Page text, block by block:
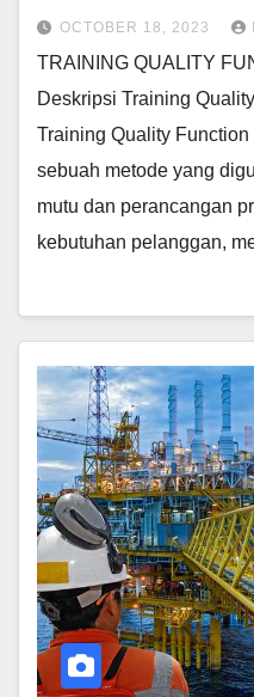
OCTOBER 18, 2023
TRAINING QUALITY
Deskripsi Training
Training Quality
sebuah metode yang
mutu dan perancangan
kebutuhan pelanggan,